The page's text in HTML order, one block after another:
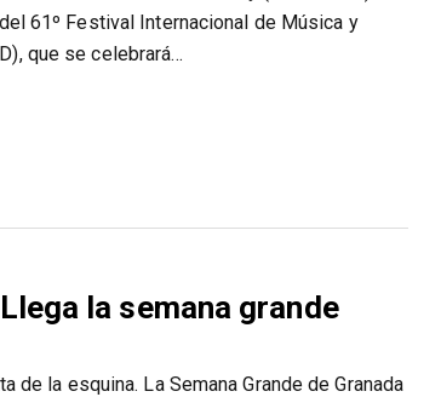
61º Festival Internacional de Música y
que se celebrará…
la semana grande
de la esquina. La Semana Grande de Granada